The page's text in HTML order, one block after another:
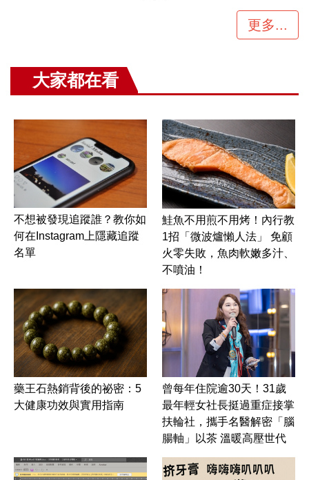
更多...
大家都在看
不想被發現追蹤誰？教你如
何在Instagram上隱藏追蹤
名單
鮭魚不用煎不用烤！內行教
1招「微波爐懶人法」 免顧
火零失敗，魚肉軟嫩多汁、
不噴油！
藥王石熱銷背後的祕密：5
大健康功效與實用指南
曾每年住院逾30天！31歲
最年輕女社長挺過重症接掌
扶輪社，攜手名醫解密「腦
腸軸」以茶 溫暖高壓世代